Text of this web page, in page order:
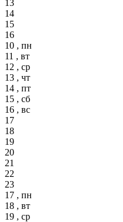
13
14
15
16
10 , пн
11 , вт
12 , ср
13 , чт
14 , пт
15 , сб
16 , вс
17
18
19
20
21
22
23
17 , пн
18 , вт
19 , ср